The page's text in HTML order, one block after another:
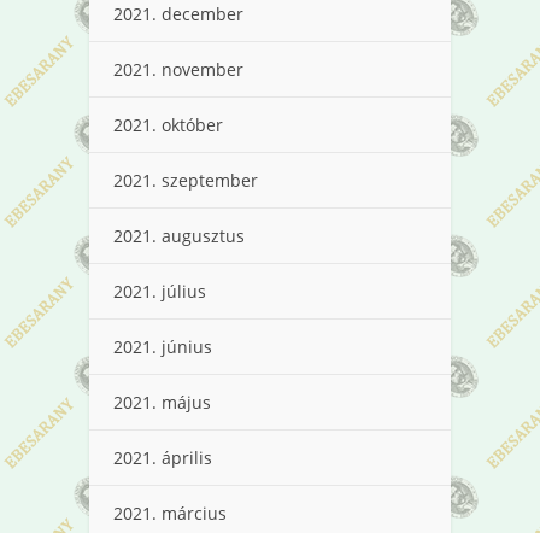
2021. december
2021. november
2021. október
2021. szeptember
2021. augusztus
2021. július
2021. június
2021. május
2021. április
2021. március